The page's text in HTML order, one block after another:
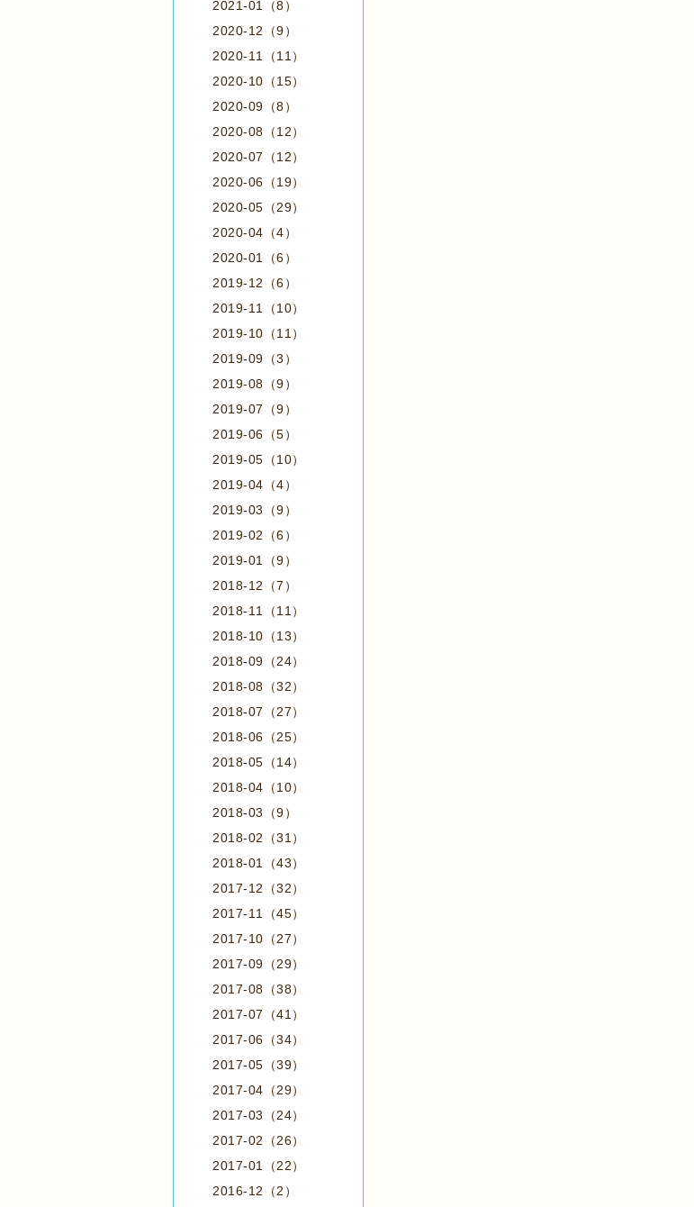
2021-01（8）
2020-12（9）
2020-11（11）
2020-10（15）
2020-09（8）
2020-08（12）
2020-07（12）
2020-06（19）
2020-05（29）
2020-04（4）
2020-01（6）
2019-12（6）
2019-11（10）
2019-10（11）
2019-09（3）
2019-08（9）
2019-07（9）
2019-06（5）
2019-05（10）
2019-04（4）
2019-03（9）
2019-02（6）
2019-01（9）
2018-12（7）
2018-11（11）
2018-10（13）
2018-09（24）
2018-08（32）
2018-07（27）
2018-06（25）
2018-05（14）
2018-04（10）
2018-03（9）
2018-02（31）
2018-01（43）
2017-12（32）
2017-11（45）
2017-10（27）
2017-09（29）
2017-08（38）
2017-07（41）
2017-06（34）
2017-05（39）
2017-04（29）
2017-03（24）
2017-02（26）
2017-01（22）
2016-12（2）